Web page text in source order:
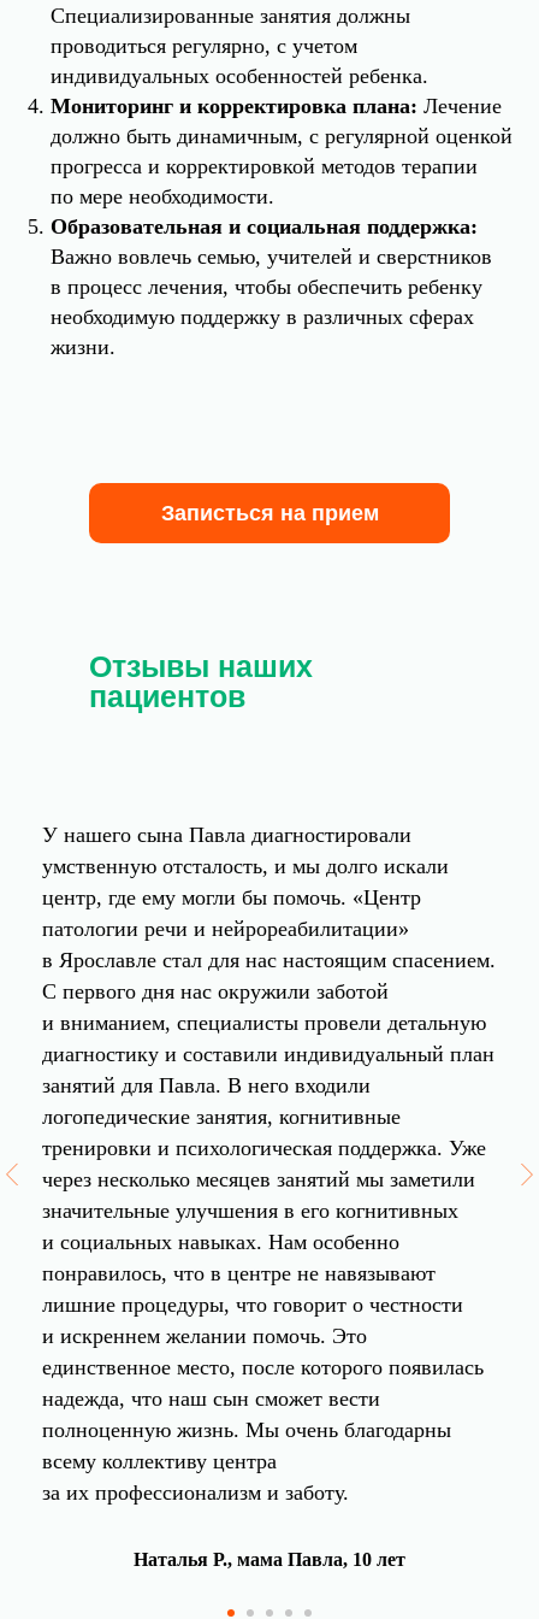
Специализированные занятия должны
проводиться регулярно, с учетом
индивидуальных особенностей ребенка.
Мониторинг и корректировка плана: Лечение
должно быть динамичным, с регулярной оценкой
прогресса и корректировкой методов терапии
по мере необходимости.
Образовательная и социальная поддержка:
Важно вовлечь семью, учителей и сверстников
в процесс лечения, чтобы обеспечить ребенку
необходимую поддержку в различных сферах
жизни.
Записться на прием
Отзывы наших
пациентов
У нашего сына Павла диагностировали
умственную отсталость, и мы долго искали
центр, где ему могли бы помочь. «Центр
патологии речи и нейрореабилитации»
в Ярославле стал для нас настоящим спасением.
С первого дня нас окружили заботой
и вниманием, специалисты провели детальную
диагностику и составили индивидуальный план
занятий для Павла. В него входили
логопедические занятия, когнитивные
тренировки и психологическая поддержка. Уже
через несколько месяцев занятий мы заметили
значительные улучшения в его когнитивных
и социальных навыках. Нам особенно
понравилось, что в центре не навязывают
лишние процедуры, что говорит о честности
и искреннем желании помочь. Это
единственное место, после которого появилась
надежда, что наш сын сможет вести
полноценную жизнь. Мы очень благодарны
всему коллективу центра
за их профессионализм и заботу.
Наталья Р., мама Павла, 10 лет